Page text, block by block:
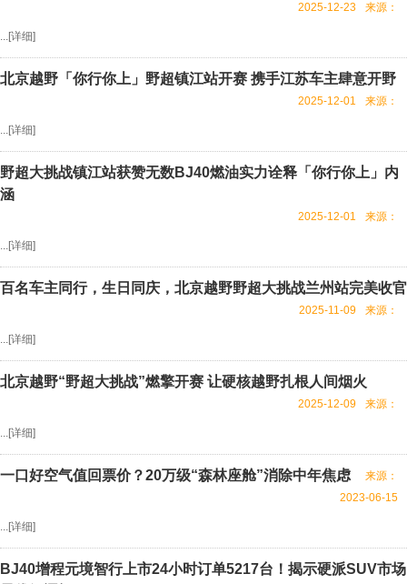
来源：
2025-12-23
...[详细]
北京越野「你行你上」野超镇江站开赛 携手江苏车主肆意开野
来源：
2025-12-01
...[详细]
野超大挑战镇江站获赞无数BJ40燃油实力诠释「你行你上」内
涵
来源：
2025-12-01
...[详细]
百名车主同行，生日同庆，北京越野野超大挑战兰州站完美收官
来源：
2025-11-09
...[详细]
北京越野“野超大挑战”燃擎开赛 让硬核越野扎根人间烟火
来源：
2025-12-09
...[详细]
一口好空气值回票价？20万级“森林座舱”消除中年焦虑
来源：
2023-06-15
...[详细]
BJ40增程元境智行上市24小时订单5217台！揭示硬派SUV市场